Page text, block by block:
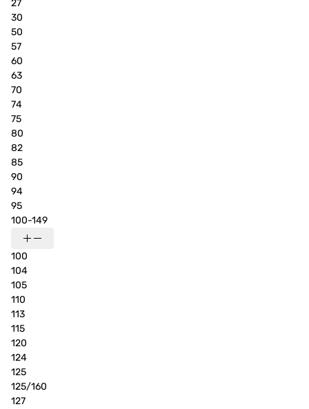
27
30
50
57
60
63
70
74
75
80
82
85
90
94
95
100-149
100
104
105
110
113
115
120
124
125
125/160
127